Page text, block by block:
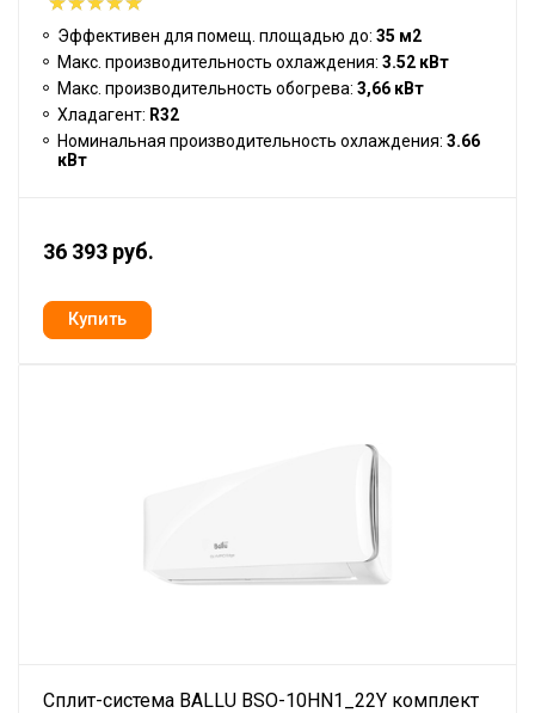
Эффективен для помещ. площадью до: 35 м2
Макс. производительность охлаждения: 3.52 кВт
Макс. производительность обогрева: 3,66 кВт
Хладагент: R32
Номинальная производительность охлаждения: 3.66
кВт
36 393 руб.
Сплит-система BALLU BSO-10HN1_22Y комплект